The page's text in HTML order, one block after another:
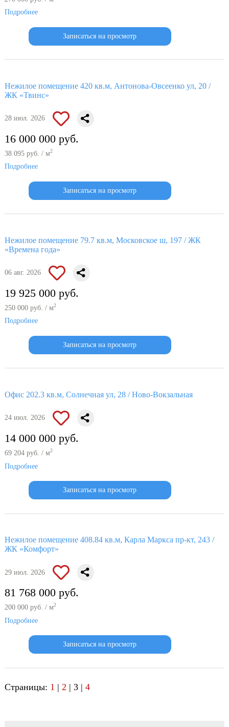
Подробнее
Записаться на просмотр
Нежилое помещение 420 кв.м, Антонова-Овсеенко ул, 20 /
ЖК «Твинс»
28 июл. 2026
16 000 000 руб.
38 095 руб. / м2
Подробнее
Записаться на просмотр
Нежилое помещение 79.7 кв.м, Московское ш, 197 / ЖК
«Времена года»
06 авг. 2026
19 925 000 руб.
250 000 руб. / м2
Подробнее
Записаться на просмотр
Офис 202.3 кв.м, Солнечная ул, 28 / Ново-Вокзальная
24 июл. 2026
14 000 000 руб.
69 204 руб. / м2
Подробнее
Записаться на просмотр
Нежилое помещение 408.84 кв.м, Карла Маркса пр-кт, 243 /
ЖК «Комфорт»
29 июл. 2026
81 768 000 руб.
200 000 руб. / м2
Подробнее
Записаться на просмотр
Страницы: 1 | 2 | 3 | 4